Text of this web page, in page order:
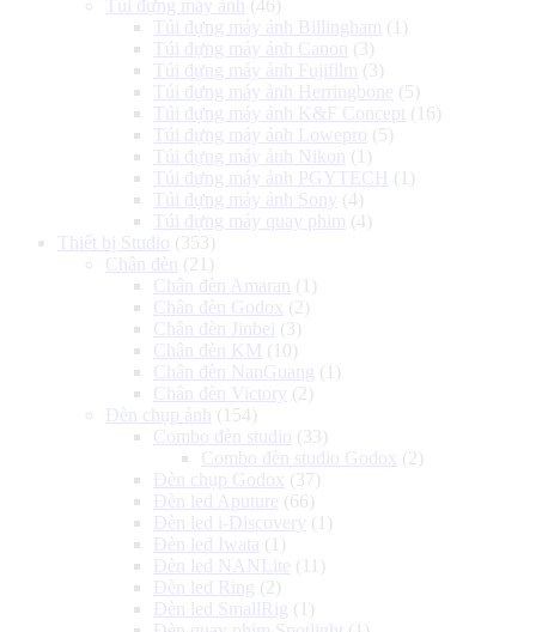
Túi đựng máy ảnh
(46)
Túi đựng máy ảnh Billingham (1)
Túi đựng máy ảnh Canon
(3)
Túi đựng máy ảnh Fujifilm (3)
Túi đựng máy ảnh Herringbone (5)
Túi đựng máy ảnh K&F Concept (16)
Túi đựng máy ảnh Lowepro (5)
Túi đựng máy ảnh Nikon
(1)
Túi đựng máy ảnh PGYTECH
(1)
Túi đựng máy ảnh Sony (4)
Túi đựng máy quay phim (4)
Thiết bị Studio (353)
Chân đèn
(21)
Chân đèn Amaran
(1)
Chân đèn Godox (2)
Chân đèn Jinbei (3)
Chân đèn KM (10)
Chân đèn NanGuang (1)
Chân đèn Victory (2)
Đèn chụp ảnh
(154)
Combo đèn studio (33)
Combo đèn studio Godox (2)
Đèn chụp Godox (37)
Đèn led Aputure (66)
Đèn led i-Discovery (1)
Đèn led Iwata (1)
Đèn led NANLite (11)
Đèn led Ring (2)
Đèn led SmallRig (1)